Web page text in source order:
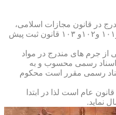
در قانون مجازات اسلامی،
مقررات خاصی نیز در مواد ۱۰۰ و۱۰۱ و۱۰۲و ۱۰۳ قانون ثبت پیش
از جرم های مندرج در مواد
رسمی محسوب و به
رسمی مقرر است محکوم
عام است لذا در ابتدا
نماید.